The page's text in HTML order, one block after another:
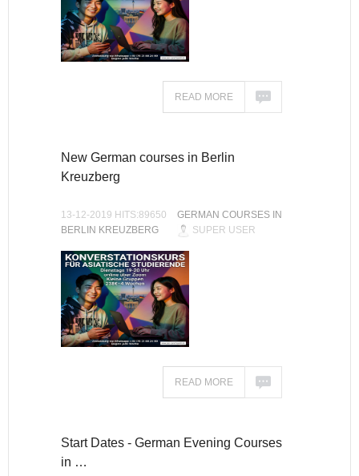
READ MORE
New German courses in Berlin
Kreuzberg
13-12-2019 HITS:89650
GERMAN COURSES IN
BERLIN KREUZBERG
SUPER USER
READ MORE
Start Dates - German Evening Courses
in …